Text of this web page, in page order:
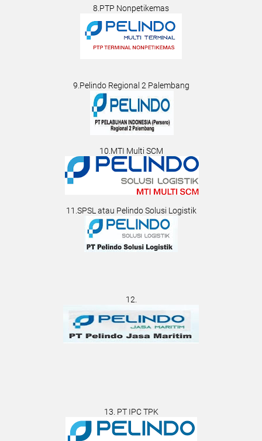
8.PTP Nonpetikemas
9.Pelindo Regional 2 Palembang
10.MTI Multi SCM
11.SPSL atau Pelindo Solusi Logistik
12.
13. PT IPC TPK